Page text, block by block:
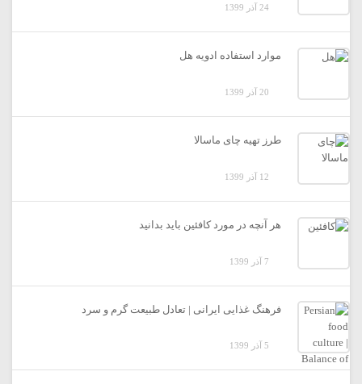
24 آذر 1399
موارد استفاده ادویه هل
20 آذر 1399
طرز تهیه چای ماسالا
12 آذر 1399
هر آنچه در مورد کافئین باید بدانید
7 آذر 1399
فرهنگ غذایی ایرانی | تعادل طبیعت گرم و سرد
5 آذر 1399